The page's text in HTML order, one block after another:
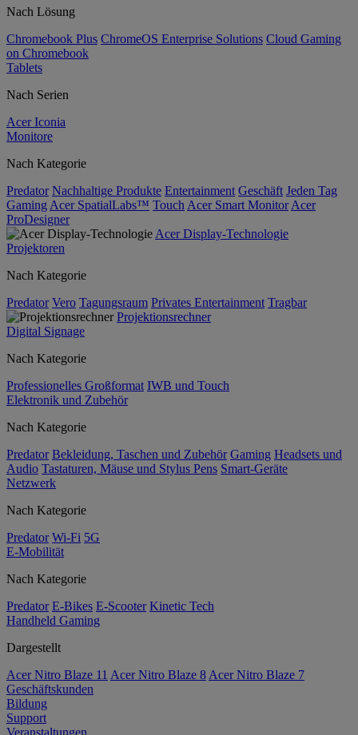
Nach Lösung
Chromebook Plus ChromeOS Enterprise Solutions Cloud Gaming
on Chromebook
Tablets
Nach Serien
Acer Iconia
Monitore
Nach Kategorie
Predator Nachhaltige Produkte Entertainment Geschäft Jeden Tag
Gaming Acer SpatialLabs™ Touch Acer Smart Monitor Acer
ProDesigner
Acer Display-Technologie
Projektoren
Nach Kategorie
Predator Vero Tagungsraum Privates Entertainment Tragbar
Projektionsrechner
Digital Signage
Nach Kategorie
Professionelles Großformat IWB und Touch
Elektronik und Zubehör
Nach Kategorie
Predator Bekleidung, Taschen und Zubehör Gaming Headsets und
Audio Tastaturen, Mäuse und Stylus Pens Smart-Geräte
Netzwerk
Nach Kategorie
Predator Wi-Fi 5G
E-Mobilität
Nach Kategorie
Predator E-Bikes E-Scooter Kinetic Tech
Handheld Gaming
Dargestellt
Acer Nitro Blaze 11 Acer Nitro Blaze 8 Acer Nitro Blaze 7
Geschäftskunden
Bildung
Support
Veranstaltungen